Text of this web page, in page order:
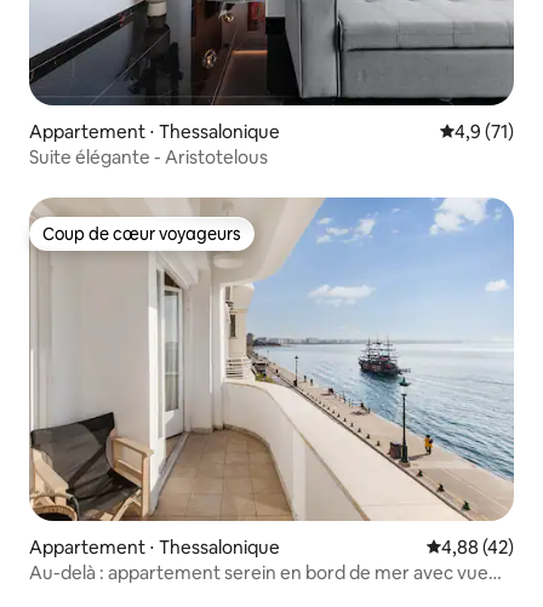
Appartement ⋅ Thessalonique Évaluation
4,9 (71)
Suite élégante - Aristotelous
Coup de cœur voyageurs
Coup de cœur voyageurs
Appartement ⋅ Thessalonique Évaluation
4,88 (42)
Au-delà : appartement serein en bord de mer avec vue